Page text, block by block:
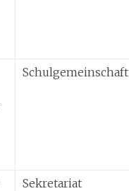
Schulgemeinschaft
Sekretariat